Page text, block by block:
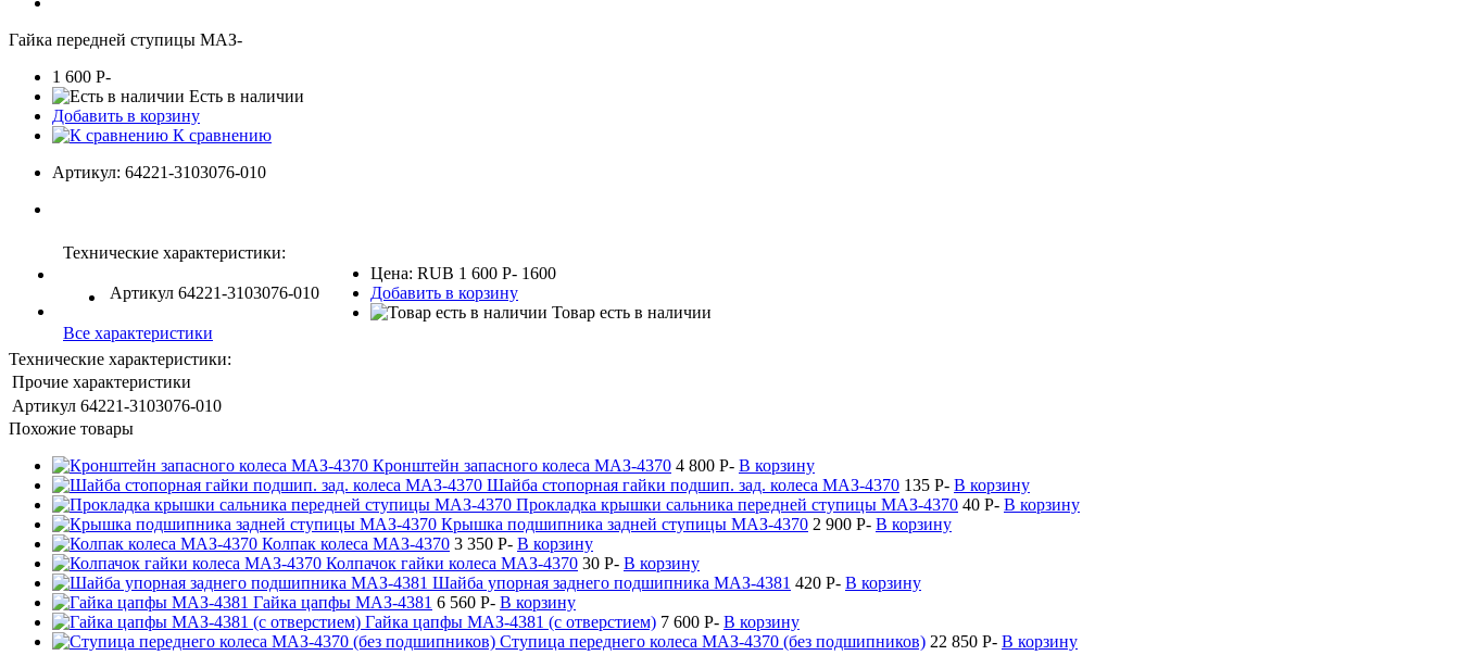
Гайка передней ступицы МАЗ-
1 600 P-
Есть в наличии
Добавить в корзину
К сравнению
Артикул: 64221-3103076-010
Технические характеристики:
Артикул 64221-3103076-010
Все характеристики
Цена: RUB 1 600 P- 1600
Добавить в корзину
Товар есть в наличии
Технические характеристики:
Прочие характеристики
Артикул 64221-3103076-010
Похожие товары
Кронштейн запасного колеса МАЗ-4370 4 800 P- В корзину
Шайба стопорная гайки подшип. зад. колеса МАЗ-4370 135 P- В корзину
Прокладка крышки сальника передней ступицы МАЗ-4370 40 P- В корзину
Крышка подшипника задней ступицы МАЗ-4370 2 900 P- В корзину
Колпак колеса МАЗ-4370 3 350 P- В корзину
Колпачок гайки колеса МАЗ-4370 30 P- В корзину
Шайба упорная заднего подшипника МАЗ-4381 420 P- В корзину
Гайка цапфы МАЗ-4381 6 560 P- В корзину
Гайка цапфы МАЗ-4381 (с отверстием) 7 600 P- В корзину
Ступица переднего колеса МАЗ-4370 (без подшипников) 22 850 P- В корзину